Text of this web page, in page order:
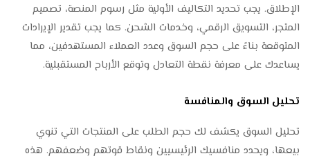
الإطلاق. يجب تحديد التكاليف الأولية مثل رسوم المنصة، تصميم
المتجر، التسويق الرقمي، وخدمات الشحن. كما يجب تقدير الإيرادات
المتوقعة بناءً على حجم السوق وعدد العملاء المستهدفين، مما
يساعدك على معرفة نقطة التعادل وتوقع الأرباح المستقبلية.
تحليل السوق والمنافسة
تحليل السوق يكشف لك حجم الطلب على المنتجات التي تنوي
بيعها، ويحدد منافسيك الرئيسيين ونقاط قوتهم وضعفهم. هذه